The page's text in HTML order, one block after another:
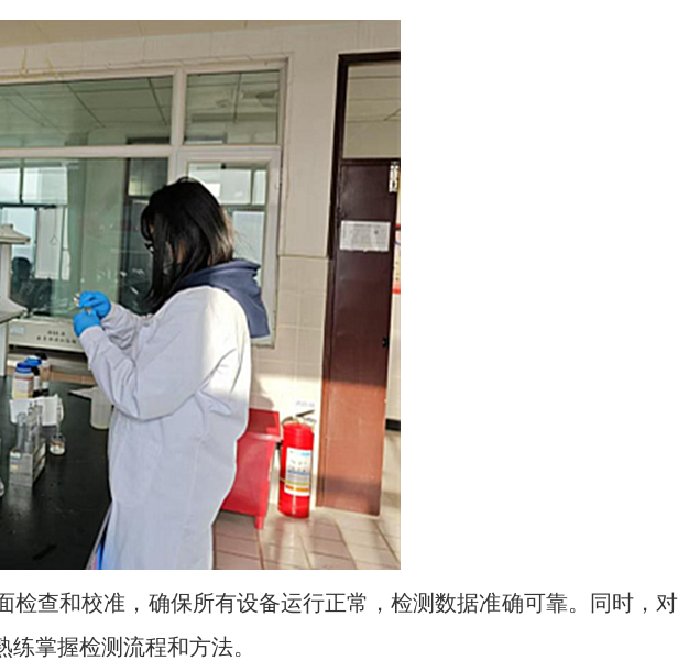
查和校准，确保所有设备运行正常，检测数据准确可靠。同时，对
掌握检测流程和方法。